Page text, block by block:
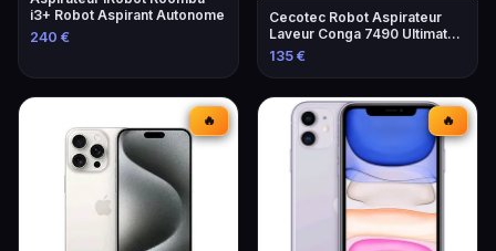
i3+ Robot Aspirant Autonome
240 €
Cecotec Robot Aspirateur
Laveur Conga 7490 Ultimate
Home
135 €
🔥 🔥